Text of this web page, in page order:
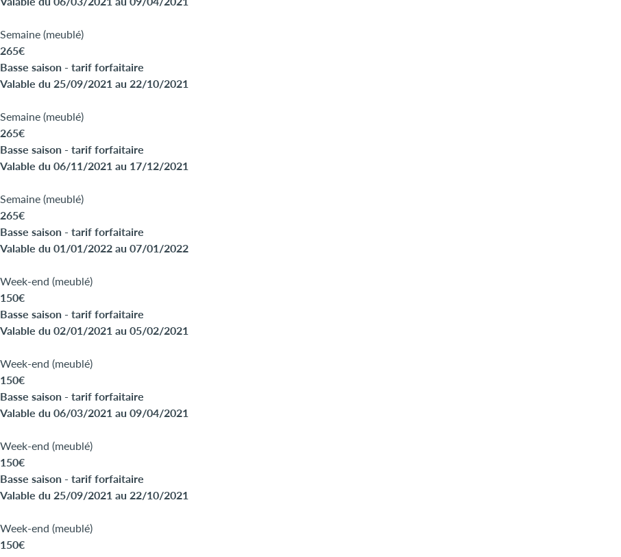
Semaine (meublé)
265€
Basse saison - tarif forfaitaire
Valable du 25/09/2021 au 22/10/2021
Semaine (meublé)
265€
Basse saison - tarif forfaitaire
Valable du 06/11/2021 au 17/12/2021
Semaine (meublé)
265€
Basse saison - tarif forfaitaire
Valable du 01/01/2022 au 07/01/2022
Week-end (meublé)
150€
Basse saison - tarif forfaitaire
Valable du 02/01/2021 au 05/02/2021
Week-end (meublé)
150€
Basse saison - tarif forfaitaire
Valable du 06/03/2021 au 09/04/2021
Week-end (meublé)
150€
Basse saison - tarif forfaitaire
Valable du 25/09/2021 au 22/10/2021
Week-end (meublé)
150€